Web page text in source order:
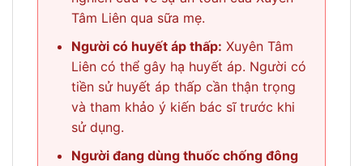
Tâm Liên qua sữa mẹ.
Người có huyết áp thấp: Xuyên Tâm
Liên có thể gây hạ huyết áp. Người có
tiền sử huyết áp thấp cần thận trọng
và tham khảo ý kiến bác sĩ trước khi
sử dụng.
Người đang dùng thuốc chống đông